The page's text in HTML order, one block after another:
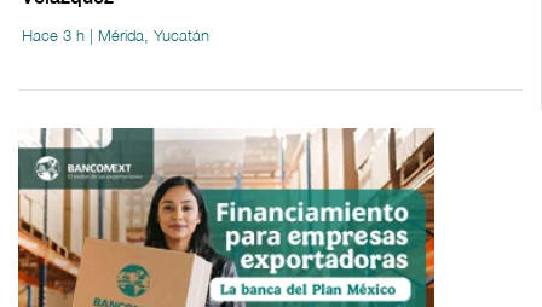
Hace 3 h | Mérida, Yucatán